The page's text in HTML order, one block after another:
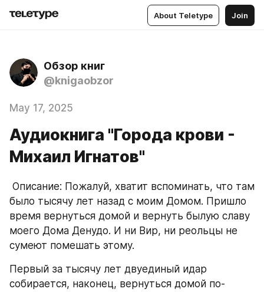
About Teletype Join
Обзор книг
@knigaobzor
May 17, 2025
Аудиокнига "Города крови -
Михаил Игнатов"
было тысячу лет назад с моим Домом. Пришло
время вернуться домой и вернуть былую славу
моего Дома Денудо. И ни Вир, ни реольцы не
сумеют помешать этому.
Первый за тысячу лет двуединый идар
собирается, наконец, вернуться домой по-